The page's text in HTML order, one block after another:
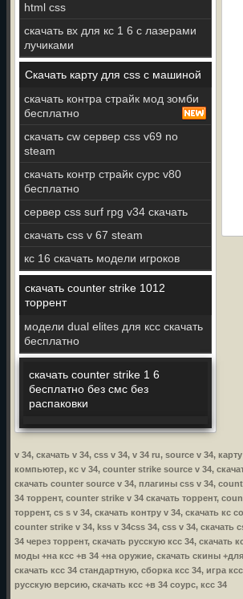
html css
скачать вх для кс 1 6 с лазерами
лучиками
Скачать карту для css с машиной
скачать контра страйк мод зомби
бесплатно
скачать cw сервер css v69 no
steam
скачать контр страйк сурс v80
бесплатно
сервер css surf rpg v34 скачать
скачать css v 67 steam
кс 16 скачать модели игроков
скачать counter strike 1012
торрент
модели dual elites для ксс скачать
бесплатно
скачать counter strike 1 6
бесплатно без смс без
распаковки
v 34, скачать v 34, css v 34, v 34 ru, source v 34,
компьютер, кс v 34, counter strike source v 34,
скачать counter source v 34, плагины css v 34,
34 торрент, counter strike v 34 скачать торрент,
торрент, cs s v 34, скачать контру v 34, скачать кс
counter strike v 34, kss v 34css 34, css v 34, скачать
34 через торрент, скачать русскую ксс 34, скачать
моды +на ксс +в 34 +на оружие, скачать скины +для
скачать ксс 34 стандартную, сборка ксс 34, игра
русскую версию, скачать ксс +в 34 соурс, ксс 34